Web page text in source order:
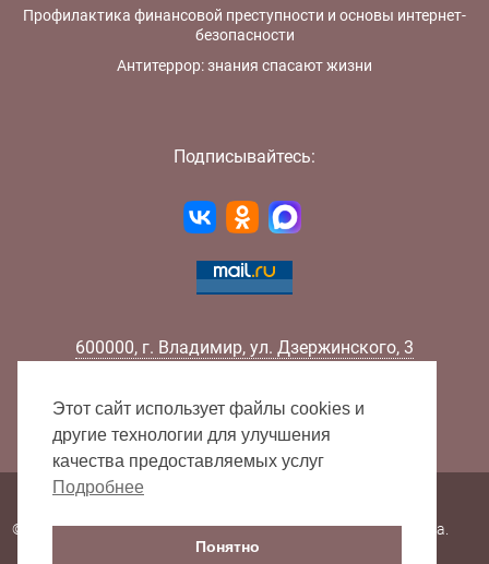
Профилактика финансовой преступности и основы интернет-
безопасности
Антитеррор: знания спасают жизни
Подписывайтесь:
600000, г. Владимир, ул. Дзержинского, 3
Факс:
+7 (4922) 32-52-88
E-mail:
info@lib33.ru
© 2000 - 2026 Владимирская областная научная библиотека.
Этот сайт использует файлы cookies и
другие технологии для улучшения
качества предоставляемых услуг
Подробнее
Понятно